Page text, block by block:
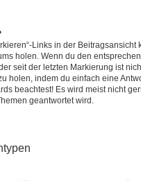
Links in der
holen. Wenn du den
seit der letzten Markierung ist
holen, indem du einfach eine
beachtest! Es wird meist nicht
geantwortet wird.